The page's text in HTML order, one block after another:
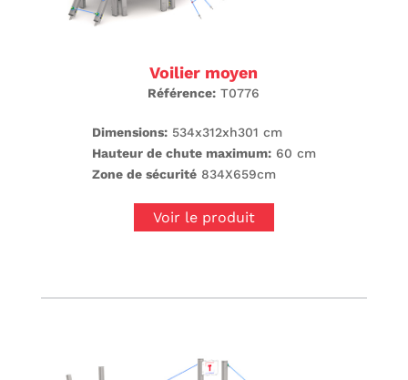
Voilier moyen
Référence: T0776
Dimensions:534x312xh301 cm
Hauteur de chute maximum:60 cm
Zone de sécurité834X659cm
Voir le produit